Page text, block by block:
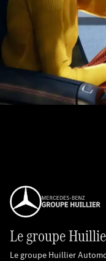
Le groupe
Le groupe Huillier